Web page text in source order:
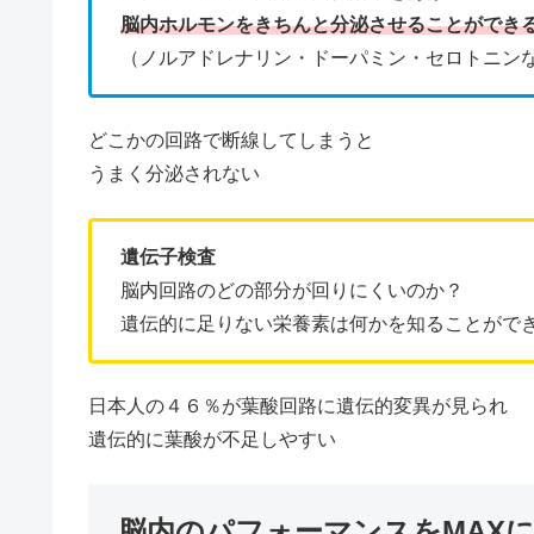
脳内ホルモンをきちんと分泌させることができ
（ノルアドレナリン・ドーパミン・セロトニン
どこかの回路で断線してしまうと
うまく分泌されない
遺伝子検査
脳内回路のどの部分が回りにくいのか？
遺伝的に足りない栄養素は何かを知ることがで
日本人の４６％が葉酸回路に遺伝的変異が見られ
遺伝的に葉酸が不足しやすい